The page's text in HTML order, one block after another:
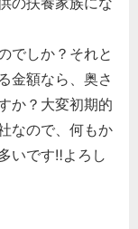
でしか？それと
金額なら、奥さ
か？大変初期的
なので、何もか
いです‼よろし